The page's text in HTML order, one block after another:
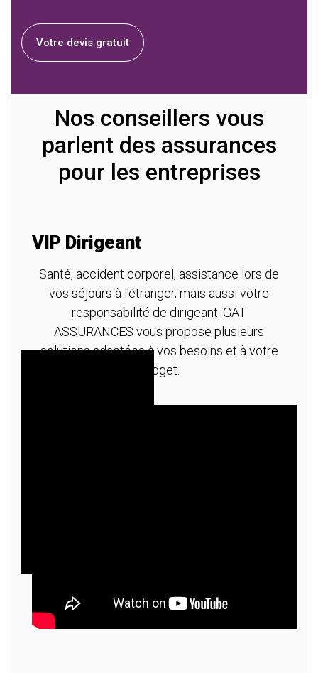
Votre devis gratuit
Nos conseillers vous
parlent des assurances
pour les entreprises
VIP Dirigeant
Santé, accident corporel, assistance lors de
vos séjours à l'étranger, mais aussi votre
responsabilité de dirigeant. GAT
ASSURANCES vous propose plusieurs
solutions adaptées à vos besoins et à votre
budget.